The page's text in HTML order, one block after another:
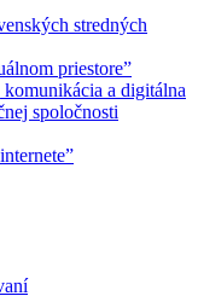
stredných
priestore”
a digitálna
spoločnosti